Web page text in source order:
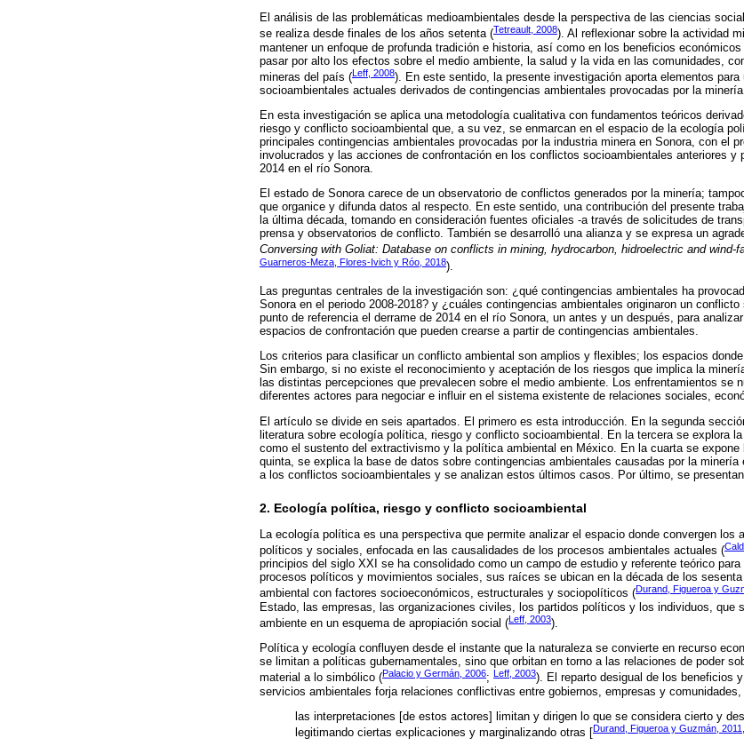
El análisis de las problemáticas medioambientales desde la perspectiva de las ciencias
se realiza desde finales de los años setenta (Tetreault, 2008). Al reflexionar sobre la actividad
mantener un enfoque de profunda tradición e historia, así como en los beneficios
pasar por alto los efectos sobre el medio ambiente, la salud y la vida en las comunidades,
mineras del país (Leff, 2008). En este sentido, la presente investigación aporta elementos
socioambientales actuales derivados de contingencias ambientales provocadas por la minería.
En esta investigación se aplica una metodología cualitativa con fundamentos teóricos
riesgo y conflicto socioambiental que, a su vez, se enmarcan en el espacio de la ecología
principales contingencias ambientales provocadas por la industria minera en Sonora, con el
involucrados y las acciones de confrontación en los conflictos socioambientales anteriores y
2014 en el río Sonora.
El estado de Sonora carece de un observatorio de conflictos generados por la minería;
que organice y difunda datos al respecto. En este sentido, una contribución del presente
la última década, tomando en consideración fuentes oficiales -a través de solicitudes de
prensa y observatorios de conflicto. También se desarrolló una alianza y se expresa un
Conversing with Goliat: Database on conflicts in mining, hydrocarbon, hidroelectric and wind-
Guarneros-Meza, Flores-Ivich y Róo, 2018).
Las preguntas centrales de la investigación son: ¿qué contingencias ambientales ha
Sonora en el periodo 2008-2018? y ¿cuáles contingencias ambientales originaron un
punto de referencia el derrame de 2014 en el río Sonora, un antes y un después, para
espacios de confrontación que pueden crearse a partir de contingencias ambientales.
Los criterios para clasificar un conflicto ambiental son amplios y flexibles; los espacios
Sin embargo, si no existe el reconocimiento y aceptación de los riesgos que implica la
las distintas percepciones que prevalecen sobre el medio ambiente. Los enfrentamientos se
diferentes actores para negociar e influir en el sistema existente de relaciones sociales,
El artículo se divide en seis apartados. El primero es esta introducción. En la segunda
literatura sobre ecología política, riesgo y conflicto socioambiental. En la tercera se explora
como el sustento del extractivismo y la política ambiental en México. En la cuarta se expone
quinta, se explica la base de datos sobre contingencias ambientales causadas por la
a los conflictos socioambientales y se analizan estos últimos casos. Por último, se
2. Ecología política, riesgo y conflicto socioambiental
La ecología política es una perspectiva que permite analizar el espacio donde convergen los
políticos y sociales, enfocada en las causalidades de los procesos ambientales actuales (
principios del siglo XXI se ha consolidado como un campo de estudio y referente teórico
procesos políticos y movimientos sociales, sus raíces se ubican en la década de los
ambiental con factores socioeconómicos, estructurales y sociopolíticos (Durand, Figueroa y
Estado, las empresas, las organizaciones civiles, los partidos políticos y los individuos, que
ambiente en un esquema de apropiación social (Leff, 2003).
Política y ecología confluyen desde el instante que la naturaleza se convierte en recurso
se limitan a políticas gubernamentales, sino que orbitan en torno a las relaciones de poder
material a lo simbólico (Palacio y Germán, 2006; Leff, 2003). El reparto desigual de los beneficios
servicios ambientales forja relaciones conflictivas entre gobiernos, empresas y
las interpretaciones [de estos actores] limitan y dirigen lo que se considera cierto y
legitimando ciertas explicaciones y marginalizando otras [Durand, Figueroa y Guzmán,